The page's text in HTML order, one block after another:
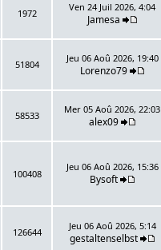
1972
Ven 24 Juil 2026, 4:04
Jamesa
51804
Jeu 06 Aoû 2026, 19:40
Lorenzo79
58533
Mer 05 Aoû 2026, 22:03
alex09
100408
Jeu 06 Aoû 2026, 15:36
Bysoft
126644
Jeu 06 Aoû 2026, 5:14
gestaltenselbst